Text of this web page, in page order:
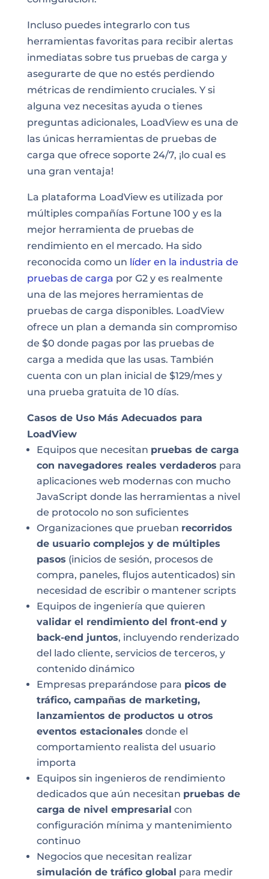
Incluso puedes integrarlo con tus
herramientas favoritas para recibir alertas
inmediatas sobre tus pruebas de carga y
asegurarte de que no estés perdiendo
métricas de rendimiento cruciales. Y si
alguna vez necesitas ayuda o tienes
preguntas adicionales, LoadView es una de
las únicas herramientas de pruebas de
carga que ofrece soporte 24/7, ¡lo cual es
una gran ventaja!
La plataforma LoadView es utilizada por
múltiples compañías Fortune 100 y es la
mejor herramienta de pruebas de
rendimiento en el mercado. Ha sido
reconocida como un líder en la industria de
pruebas de carga por G2 y es realmente
una de las mejores herramientas de
pruebas de carga disponibles. LoadView
ofrece un plan a demanda sin compromiso
de $0 donde pagas por las pruebas de
carga a medida que las usas. También
cuenta con un plan inicial de $129/mes y
una prueba gratuita de 10 días.
Casos de Uso Más Adecuados para
LoadView
Equipos que necesitan pruebas de carga
con navegadores reales verdaderos para
aplicaciones web modernas con mucho
JavaScript donde las herramientas a nivel
de protocolo no son suficientes
Organizaciones que prueban recorridos
de usuario complejos y de múltiples
pasos (inicios de sesión, procesos de
compra, paneles, flujos autenticados) sin
necesidad de escribir o mantener scripts
Equipos de ingeniería que quieren
validar el rendimiento del front-end y
back-end juntos, incluyendo renderizado
del lado cliente, servicios de terceros, y
contenido dinámico
Empresas preparándose para picos de
tráfico, campañas de marketing,
lanzamientos de productos u otros
eventos estacionales donde el
comportamiento realista del usuario
importa
Equipos sin ingenieros de rendimiento
dedicados que aún necesitan pruebas de
carga de nivel empresarial con
configuración mínima y mantenimiento
continuo
Negocios que necesitan realizar
simulación de tráfico global para medir